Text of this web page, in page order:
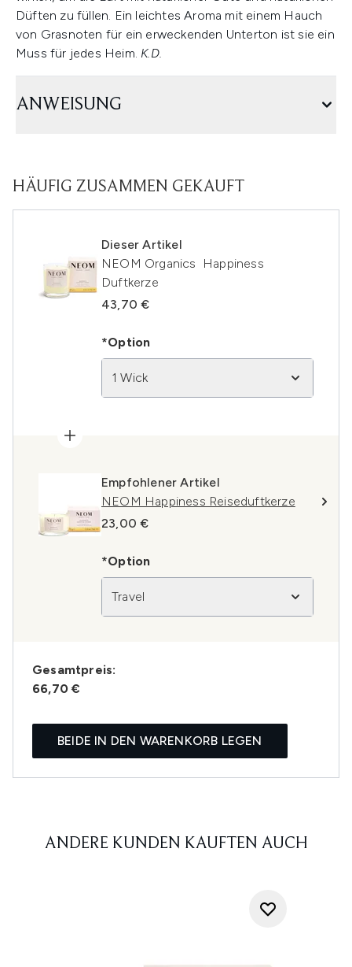
Düften zu füllen. Ein leichtes Aroma mit einem Hauch
von Grasnoten für ein erweckenden Unterton ist sie ein
Muss für jedes Heim. K.D.
ANWEISUNG
HÄUFIG ZUSAMMEN GEKAUFT
Dieser Artikel
NEOM Organics Happiness
Duftkerze
43,70 €
*Option
1 Wick
Empfohlener Artikel
NEOM Happiness Reiseduftkerze
23,00 €
*Option
Travel
Gesamtpreis:
66,70 €
BEIDE IN DEN WARENKORB LEGEN
ANDERE KUNDEN KAUFTEN AUCH